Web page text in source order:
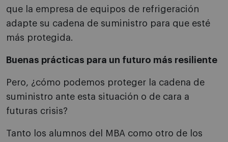
que la empresa de equipos de refrigeración
adapte su cadena de suministro para que esté
más protegida.
Buenas prácticas para un futuro más resiliente
Pero, ¿cómo podemos proteger la cadena de
suministro ante esta situación o de cara a
futuras crisis?
Tanto los alumnos del MBA como otro de los